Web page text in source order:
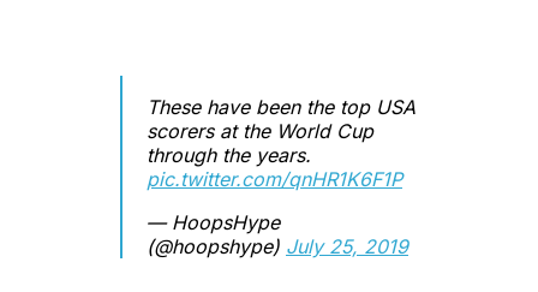
These have been the top USA
scorers at the World Cup
through the years.
pic.twitter.com/qnHR1K6F1P
— HoopsHype
(@hoopshype) July 25, 2019